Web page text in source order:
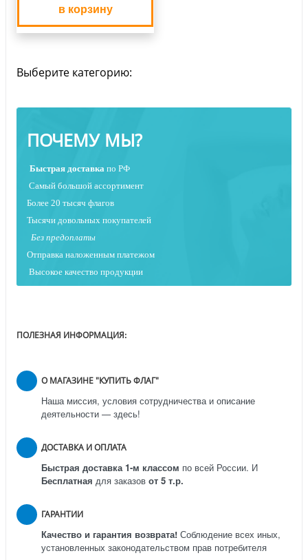
в корзину
Выберите категорию:
ПОЧЕМУ МЫ?
Быстрая доставка по РФ
Самый большой ассортимент
Более 20 тысяч флагов
Тысячи довольных покупателей
Без предоплаты
Отправка наложенным платежом
Высокое качество продукции
ПОЛЕЗНАЯ ИНФОРМАЦИЯ:
О МАГАЗИНЕ "КУПИТЬ ФЛАГ"
Наша миссия, условия сотрудничества и описание
деятельности — здесь!
ДОСТАВКА И ОПЛАТА
Быстрая доставка 1-м классом по всей России. И
Бесплатная для заказов от 5 т.р.
ГАРАНТИИ
Качество и гарантия возврата! Соблюдение всех иных,
установленных законодательством прав потребителя